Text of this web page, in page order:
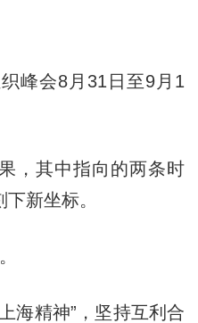
会8月31日至9月1
其中指向的两条时
新坐标。
精神”，坚持互利合